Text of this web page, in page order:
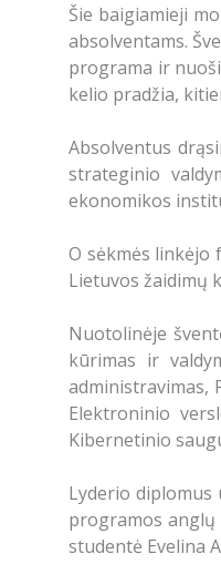
Šie baigiamieji
absolventams.
programa ir
kelio pradžia,
Absolventus
strateginio
ekonomikos
O sėkmės linkėjo
Lietuvos žaidimų
Nuotolinėje
kūrimas ir
administravimas,
Elektroninio
Kibernetinio
Lyderio diplomus
programos anglų
studentė Evelina